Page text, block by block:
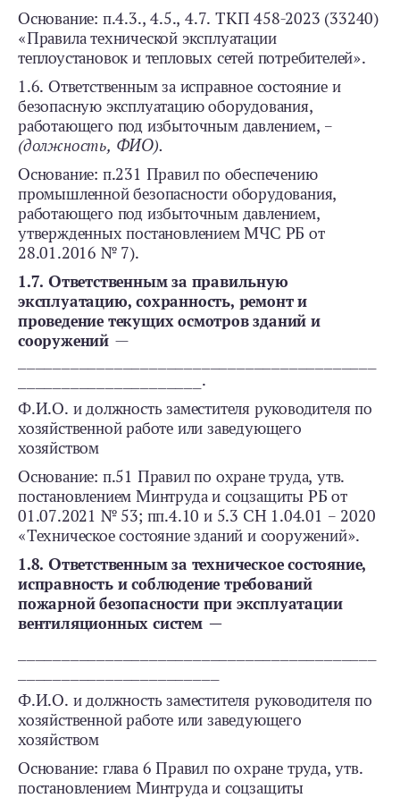
Основание: п.4.3., 4.5., 4.7. ТКП 458-2023 (33240)
«Правила технической эксплуатации
теплоустановок и тепловых сетей потребителей».
1.6. Ответственным за исправное состояние и
безопасную эксплуатацию оборудования,
работающего под избыточным давлением, –
(должность, ФИО).
Основание: п.231 Правил по обеспечению
промышленной безопасности оборудования,
работающего под избыточным давлением,
утвержденных постановлением МЧС РБ от
28.01.2016 № 7).
1.7. Ответственным за правильную
эксплуатацию, сохранность, ремонт и
проведение текущих осмотров зданий и
сооружений —
_____________________.
Ф.И.О. и должность заместителя руководителя по
хозяйственной работе или заведующего
хозяйством
Основание: п.51 Правил по охране труда, утв.
постановлением Минтруда и соцзащиты РБ от
01.07.2021 № 53; пп.4.10 и 5.3 СН 1.04.01 – 2020
«Техническое состояние зданий и сооружений».
1.8. Ответственным за техническое состояние,
исправность и соблюдение требований
пожарной безопасности при эксплуатации
вентиляционных систем —
Ф.И.О. и должность заместителя руководителя по
хозяйственной работе или заведующего
хозяйством
Основание: глава 6 Правил по охране труда, утв.
постановлением Минтруда и соцзащиты